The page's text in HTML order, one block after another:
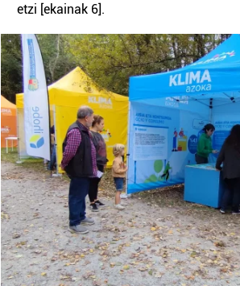
etzi [ekainak 6].